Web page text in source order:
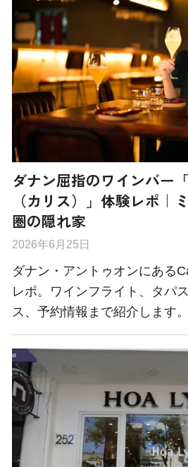
ダナン屈指のワインバー
（カリス）」体験レポ｜
圏の隠れ家
2026年6月25日
ダナン・アントゥオンにある
レポ。ワインフライト、タパ
ス、予約情報まで紹介します